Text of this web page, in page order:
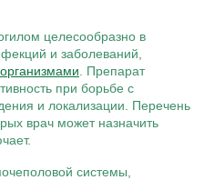
целесообразно в
и заболеваний,
. Препарат
при борьбе с
и локализации. Перечень
врач может назначить
системы,